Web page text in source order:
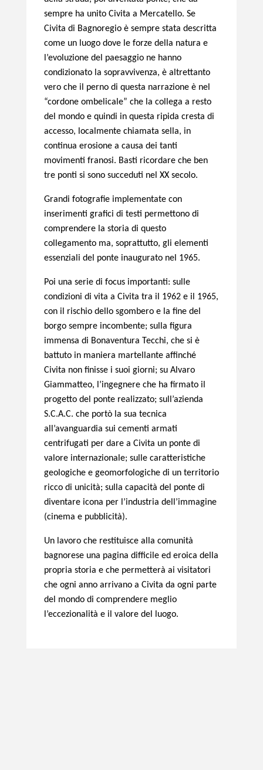
sempre ha unito Civita a Mercatello. Se
Civita di Bagnoregio è sempre stata descritta
come un luogo dove le forze della natura e
l’evoluzione del paesaggio ne hanno
condizionato la sopravvivenza, è altrettanto
vero che il perno di questa narrazione è nel
“cordone ombelicale” che la collega a resto
del mondo e quindi in questa ripida cresta di
accesso, localmente chiamata sella, in
continua erosione a causa dei tanti
movimenti franosi. Basti ricordare che ben
tre ponti si sono succeduti nel XX secolo.
Grandi fotografie implementate con
inserimenti grafici di testi permettono di
comprendere la storia di questo
collegamento ma, soprattutto, gli elementi
essenziali del ponte inaugurato nel 1965.
Poi una serie di focus importanti: sulle
condizioni di vita a Civita tra il 1962 e il 1965,
con il rischio dello sgombero e la fine del
borgo sempre incombente; sulla figura
immensa di Bonaventura Tecchi, che si è
battuto in maniera martellante affinché
Civita non finisse i suoi giorni; su Alvaro
Giammatteo, l’ingegnere che ha firmato il
progetto del ponte realizzato; sull’azienda
S.C.A.C. che portò la sua tecnica
all’avanguardia sui cementi armati
centrifugati per dare a Civita un ponte di
valore internazionale; sulle caratteristiche
geologiche e geomorfologiche di un territorio
ricco di unicità; sulla capacità del ponte di
diventare icona per l’industria dell’immagine
(cinema e pubblicità).
Un lavoro che restituisce alla comunità
bagnorese una pagina difficile ed eroica della
propria storia e che permetterà ai visitatori
che ogni anno arrivano a Civita da ogni parte
del mondo di comprendere meglio
l’eccezionalità e il valore del luogo.